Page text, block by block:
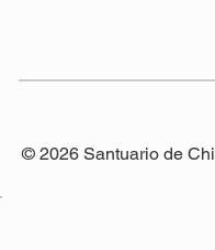
© 2026 Santuario de